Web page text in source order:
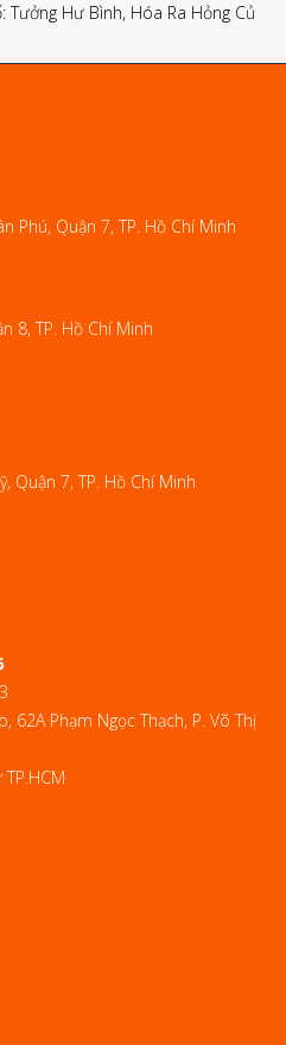
Tưởng Hư Bình, Hóa Ra Hỏng Củ
Phú, Quận 7, TP. Hồ Chí Minh
8, TP. Hồ Chí Minh
Quận 7, TP. Hồ Chí Minh
62A Phạm Ngọc Thạch, P. Võ Thị